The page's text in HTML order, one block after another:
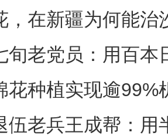
，在新疆为何能治
旬老党员：用百本
花种植实现逾99%
伍老兵王成帮：用